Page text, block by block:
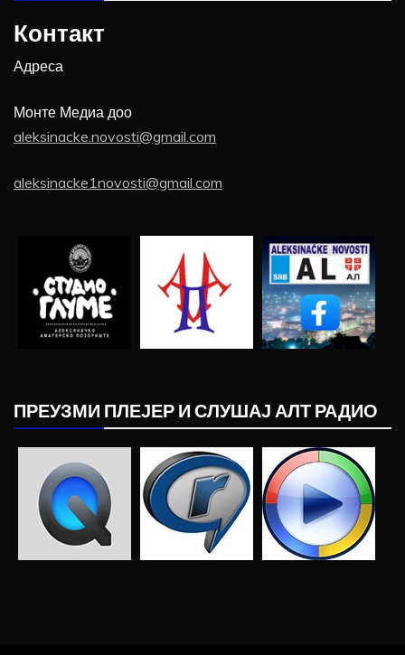
Контакт
Адреса
Монте Медиа доо
aleksinacke.novosti@gmail.com
aleksinacke1novosti@gmail.com
ПРЕУЗМИ ПЛЕЈЕР И СЛУШАЈ АЛТ РАДИО